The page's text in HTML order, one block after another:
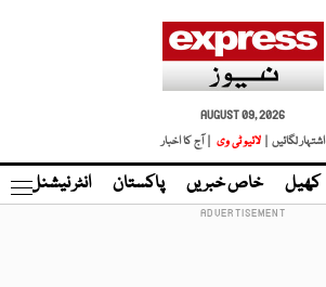
AUGUST 09, 2026
اشتہار لگائیں |
لائیو ٹی وی | آج کا اخبار
کھیل خاص خبریں پاکستان انٹر نیشنل